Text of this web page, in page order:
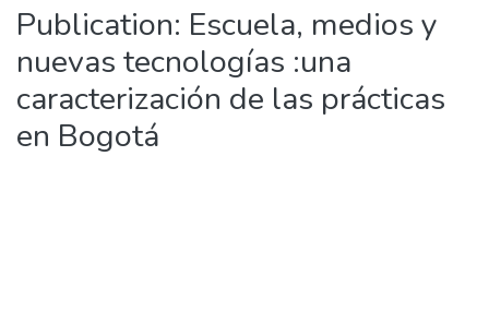
Publication: Escuela, medios y
nuevas tecnologías :una
caracterización de las prácticas
en Bogotá